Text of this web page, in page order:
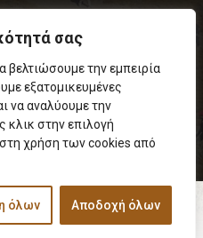
σας
βελτιώσουμε την εμπειρία
εξατομικευμένες
να αναλύουμε την
κλικ στην επιλογή
χρήση των cookies από
όλων Αποδοχή όλων
Επαρχίας Αμαρίου